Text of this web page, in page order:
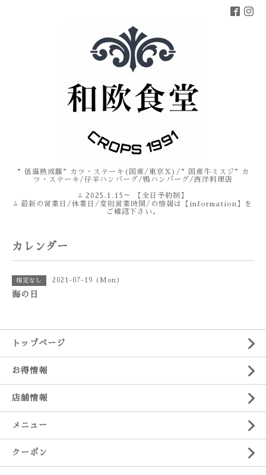
”低温熟成豚”カツ・ステーキ(国産/東京X)/”国産牛ミスジ”カ
ツ・ステーキ/仔羊ハンバーグ/鴨ハンバーグ/西洋料理店
⁂ 2025.1.15～ 【全日予約制】
⁂ 最新の営業日/休業日/変則営業時間/の情報は【information】を
ご確認下さい。
カレンダー
指定なし 2021-07-19 (Mon)
海の日
トップページ
お得情報
店舗情報
メニュー
クーポン